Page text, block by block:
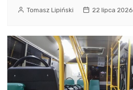
Tomasz Lipiński 22 lipca 2026